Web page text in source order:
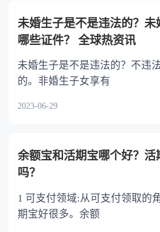
未婚生子是不是违法的？未
哪些证件？ 全球热资讯
未婚生子是不是违法的？不违
的。非婚生子女享有
2023-06-29
余额宝和活期宝哪个好？活
吗？
1 可支付领域:从可支付领取的
期宝好很多。余额